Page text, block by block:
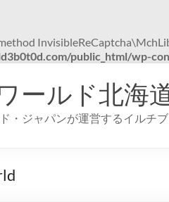
public_html/wp-
ールド北海
・ジャパンが運営するイルチ